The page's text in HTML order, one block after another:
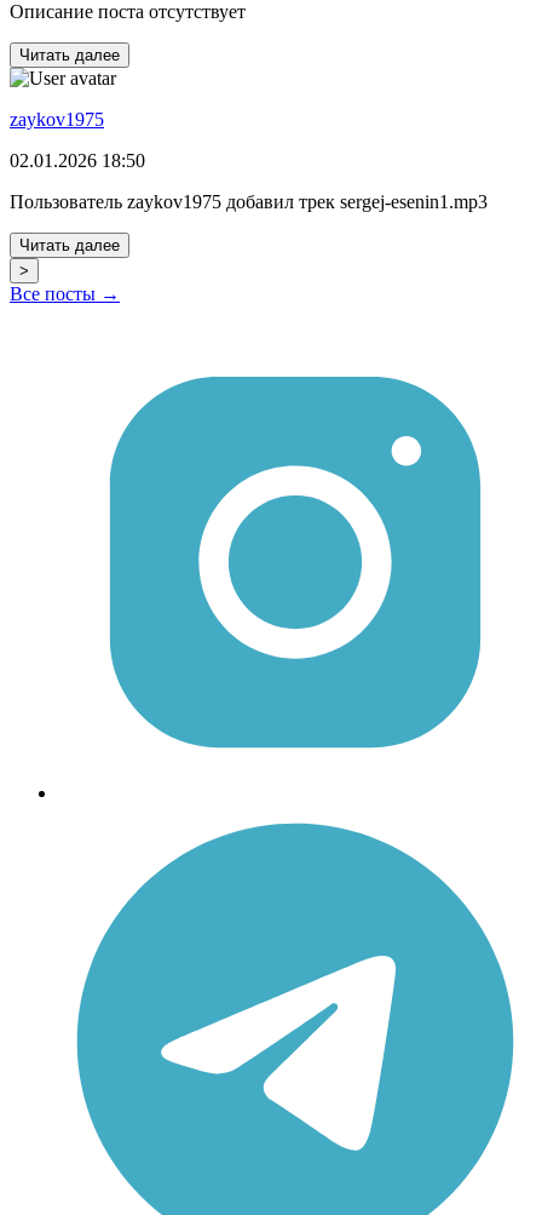
Описание поста отсутствует
Читать далее
zaykov1975
02.01.2026 18:50
Пользователь zaykov1975 добавил трек sergej-esenin1.mp3
Читать далее
>
Все посты →